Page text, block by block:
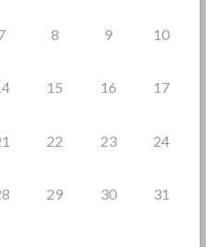
8 9 10
15 16 17
22 23 24
29 30 31